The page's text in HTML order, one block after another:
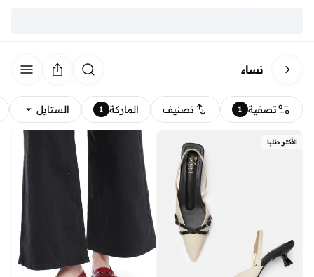
نساء
تصفية 1 تصنيف الماركة 1 الستايل
الأكثر طلبا